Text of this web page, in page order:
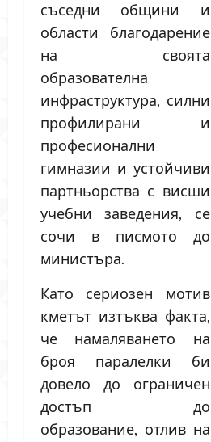
съседни общини и
области благодарение
на своята
образователна
инфраструктура, силни
профилирани и
професионални
гимназии и устойчиви
партньорства с висши
учебни заведения, се
сочи в писмото до
министъра.
Като сериозен мотив
кметът изтъква факта,
че намаляването на
броя паралелки би
довело до ограничен
достъп до
образование, отлив на